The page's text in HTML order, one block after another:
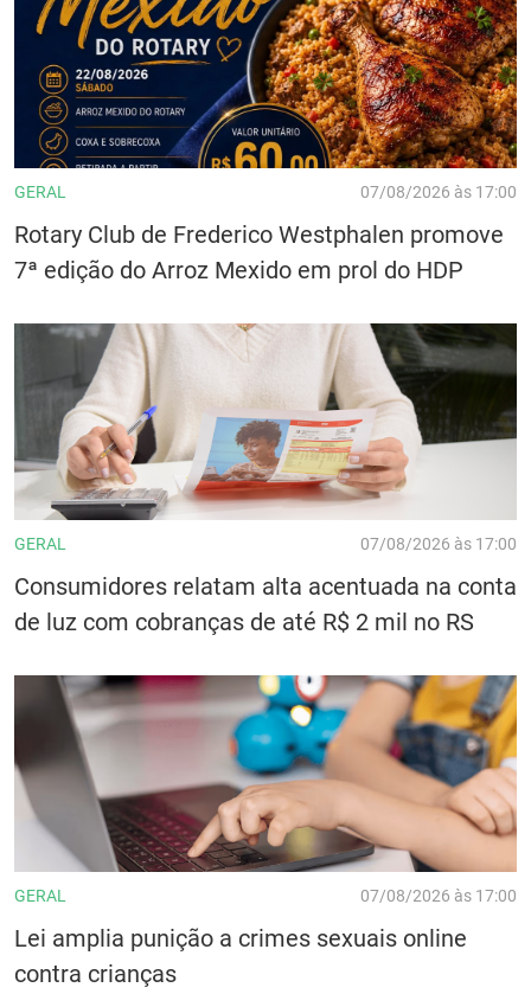
GERAL 07/08/2026 às 17:00
Rotary Club de Frederico Westphalen promove
7ª edição do Arroz Mexido em prol do HDP
GERAL 07/08/2026 às 17:00
Consumidores relatam alta acentuada na conta
de luz com cobranças de até R$ 2 mil no RS
GERAL 07/08/2026 às 17:00
Lei amplia punição a crimes sexuais online
contra crianças